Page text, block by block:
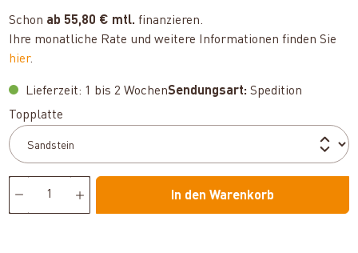
Schon ab 55,80 € mtl. finanzieren.
Ihre monatliche Rate und weitere Informationen finden Sie
hier.
Lieferzeit: 1 bis 2 WochenSendungsart: Spedition
Topplatte
In den Warenkorb